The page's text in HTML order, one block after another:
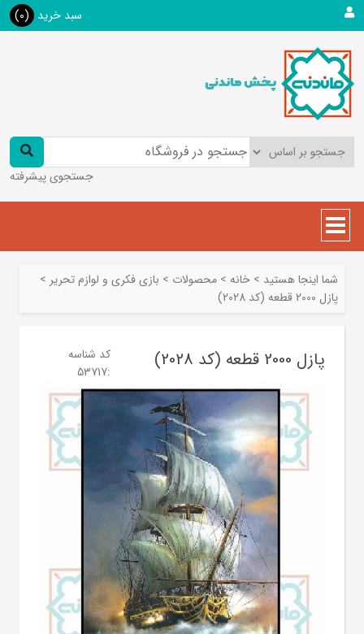
سبد خرید (0)
جستجوی پیشرفته
شما اینجا هستید > خانه > محصولات > بازی فکری و لوازم تحریر >
پازل 2000 قطعه (کد 2028)
پازل 2000 قطعه (کد 2028)
کد شناسه
:
53717